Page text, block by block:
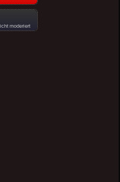
moderiert